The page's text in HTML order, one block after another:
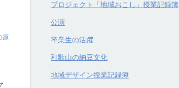
原
プロジェクト「地域おこし」授業記録簿
公演
卒業生の活躍
和歌山の納豆文化
地域デザイン授業記録簿